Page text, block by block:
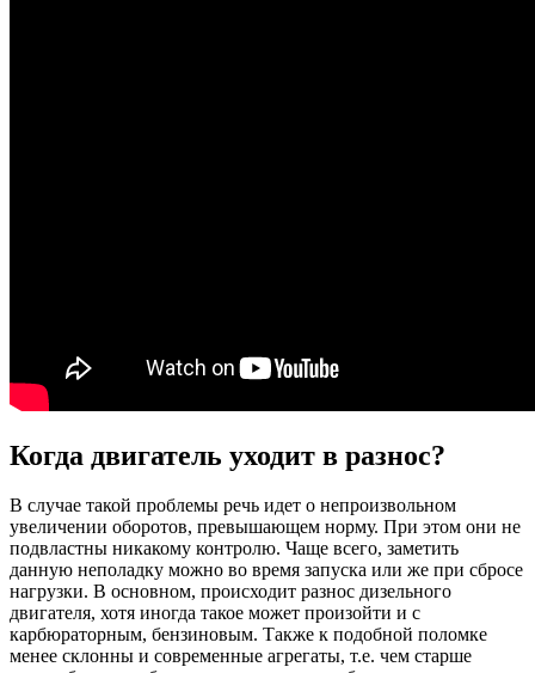
Когда двигатель уходит в разнос?
В случае такой проблемы речь идет о непроизвольном
увеличении оборотов, превышающем норму. При этом они не
подвластны никакому контролю. Чаще всего, заметить
данную неполадку можно во время запуска или же при сбросе
нагрузки. В основном, происходит разнос дизельного
двигателя, хотя иногда такое может произойти и с
карбюраторным, бензиновым. Также к подобной поломке
менее склонны и современные агрегаты, т.е. чем старше